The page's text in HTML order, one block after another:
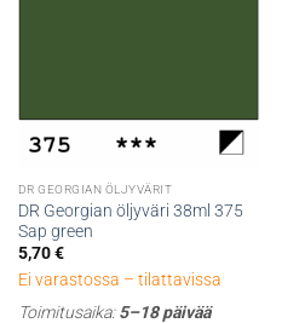
DR GEORGIAN ÖLJYVÄRIT
DR Georgian öljyväri 38ml 375
Sap green
5,70€
Ei varastossa – tilattavissa
Toimitusaika:5–18 päivää